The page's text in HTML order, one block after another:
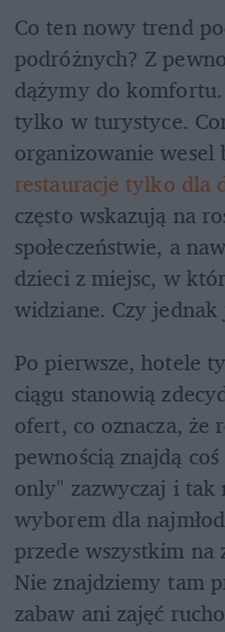
Co ten nowy trend
podróżnych? Z
dążymy do
tylko w turystyce.
restauracje tylko dla
często wskazują na
społeczeństwie, a
dzieci z miejsc, w
widziane. Czy jednak
Po pierwsze, hotele
ciągu stanowią
ofert, co oznacza, że
pewnością znajdą
only" zazwyczaj i tak
wyborem dla
przede wszystkim na
Nie znajdziemy tam
zabaw ani zajęć